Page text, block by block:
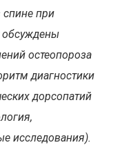
спине при
обсуждены
остеопороза
диагностики
дорсопатий
исследования).